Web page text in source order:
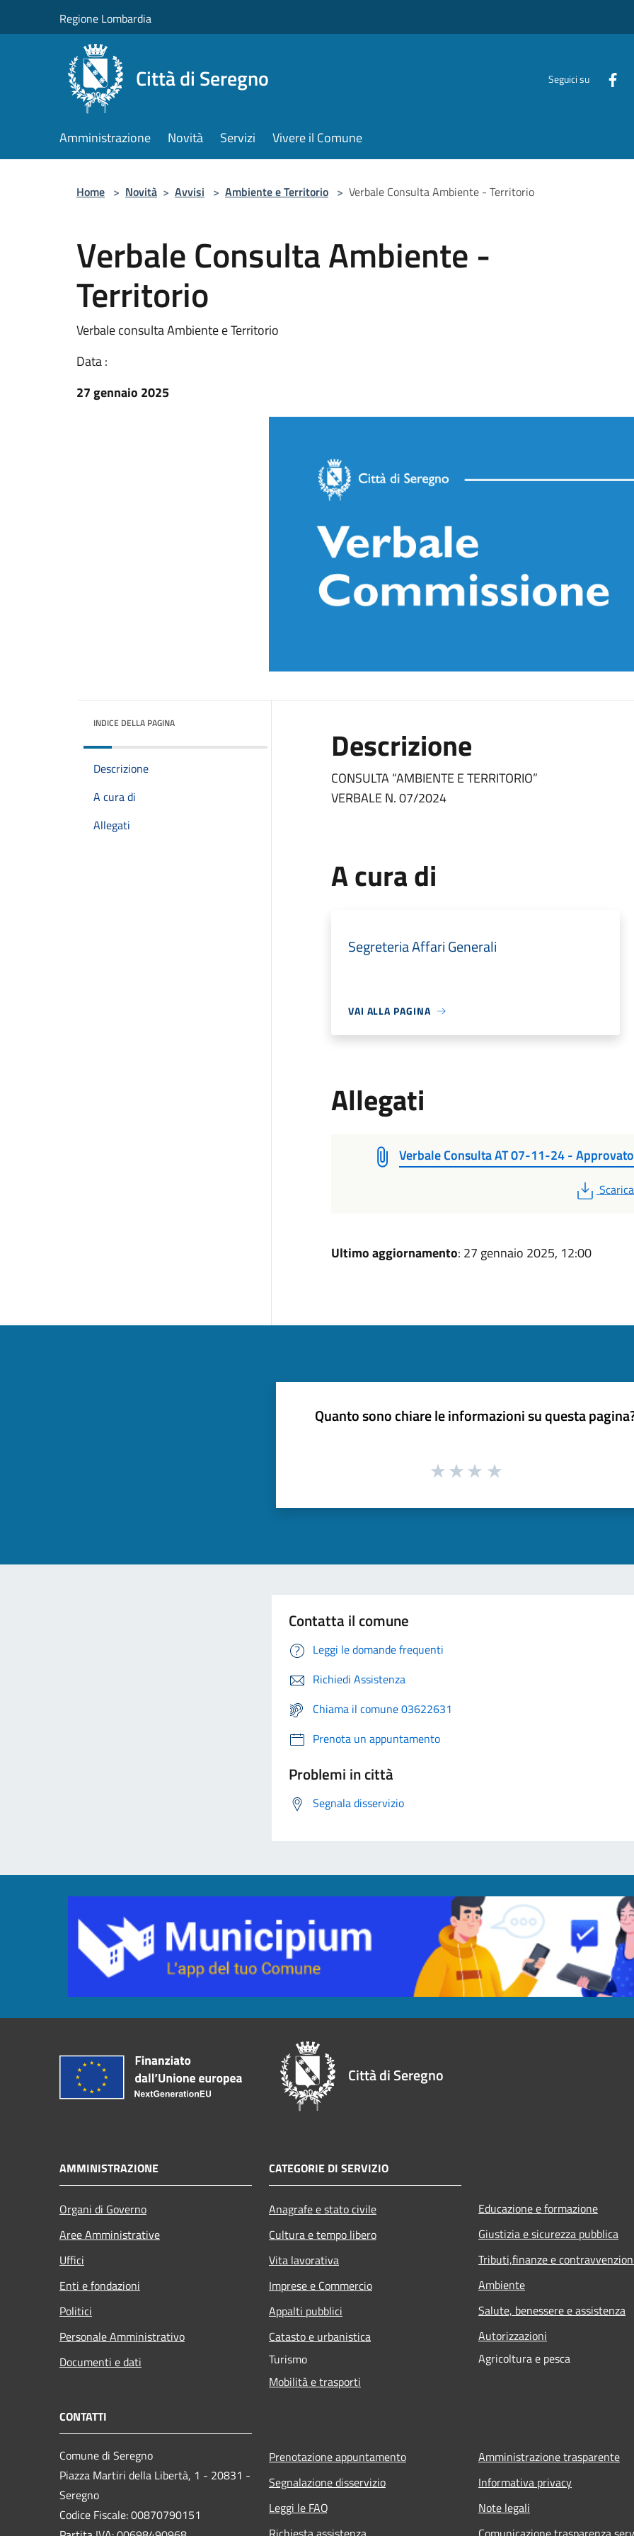
Regione Lombardia
Città di Seregno Seguici su
Amministrazione Novità Servizi Vivere il Comune
Home > Novità > Avvisi > Ambiente e Territorio > Verbale Consulta Ambiente - Territorio
Verbale Consulta Ambiente -
Territorio
Verbale consulta Ambiente e Territorio
Data :
27 gennaio 2025
INDICE DELLA PAGINA
Descrizione
A cura di
Allegati
Descrizione
CONSULTA “AMBIENTE E TERRITORIO”
VERBALE N. 07/2024
A cura di
Segreteria Affari Generali
VAI ALLA PAGINA
Allegati
Verbale Consulta AT 07-11-24 - Approvato
PDF
Scarica
Ultimo aggiornamento: 27 gennaio 2025, 12:00
Quanto sono chiare le informazioni su questa
Contatta il comune
Leggi le domande frequenti
Richiedi Assistenza
Chiama il comune 03622631
Prenota un appuntamento
Problemi in città
Segnala disservizio
Città di Seregno
AMMINISTRAZIONE
Organi di Governo
Aree Amministrative
Uffici
Enti e fondazioni
Politici
Personale Amministrativo
Documenti e dati
CATEGORIE DI SERVIZIO
Anagrafe e stato civile
Cultura e tempo libero
Vita lavorativa
Imprese e Commercio
Appalti pubblici
Catasto e urbanistica
Turismo
Mobilità e trasporti
Educazione e formazione
Giustizia e sicurezza pubblica
Tributi,finanze e
Ambiente
Salute, benessere e assistenza
Autorizzazioni
Agricoltura e pesca
CONTATTI
Comune di Seregno
Piazza Martiri della Libertà, 1 - 20831 -
Seregno
Codice Fiscale: 00870790151
Prenotazione appuntamento
Segnalazione disservizio
Leggi le FAQ
Amministrazione trasparente
Informativa privacy
Note legali